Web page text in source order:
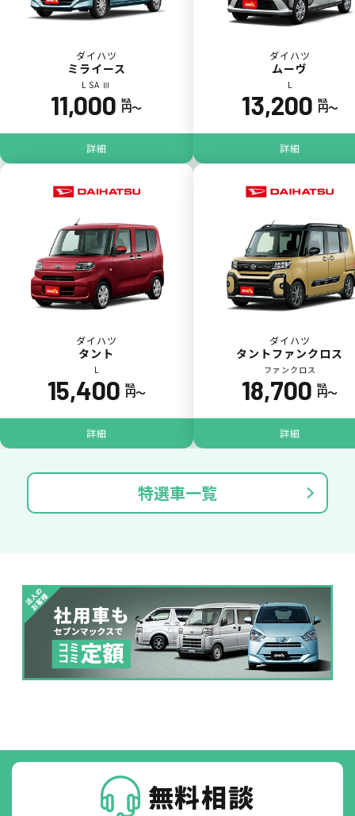
5
ジョイカル たすカッター3
パンク ガラス破損
落書き
いたずら
バンパー
破損
※たすカッターをご利用頂く場合、免責金額が１回あたり5,000円
掛かります。
ダイハツ
ミライース
L SA Ⅲ
11,000 税込
円〜
詳細
ダイハツ
ムーヴ
L
13,200 税込
円〜
詳細
ダイハツ
タント
L
15,400 税込
円〜
詳細
ダイハツ
タントファンクロス
ファンクロス
18,700 税込
円〜
詳細
特選車一覧
無料相談